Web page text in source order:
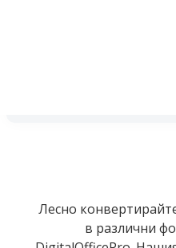
Лесно
в различни